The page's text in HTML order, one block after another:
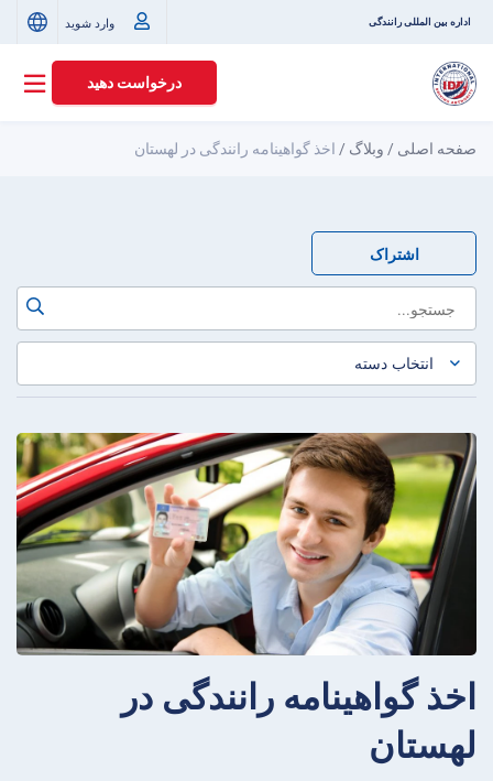
اداره بین المللی رانندگی وارد شوید
درخواست دهید
صفحه اصلی / وبلاگ / اخذ گواهینامه رانندگی در لهستان
اشتراک
اخذ گواهینامه رانندگی در
لهستان